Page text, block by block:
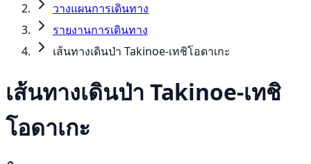
วางแผนการเดินทาง
รายงานการเดินทาง
เส้นทางเดินป่า Takinoe-เทชิโอดาเกะ
เส้นทางเดินป่า Takinoe-เทชิ
โอดาเกะ